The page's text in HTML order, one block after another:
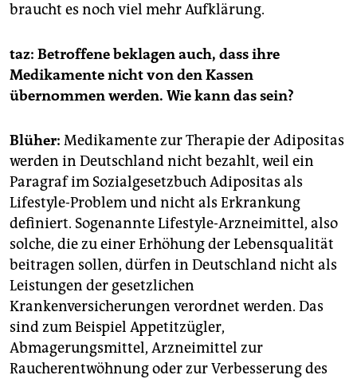
braucht es noch viel mehr Aufklärung.
taz: Betroffene beklagen auch, dass ihre
Medikamente nicht von den Kassen
übernommen werden. Wie kann das sein?
Blüher: Medikamente zur Therapie der Adipositas
werden in Deutschland nicht bezahlt, weil ein
Paragraf im Sozialgesetzbuch Adipositas als
Lifestyle-Problem und nicht als Erkrankung
definiert. Sogenannte Lifestyle-Arzneimittel, also
solche, die zu einer Erhöhung der Lebensqualität
beitragen sollen, dürfen in Deutschland nicht als
Leistungen der gesetzlichen
Krankenversicherungen verordnet werden. Das
sind zum Beispiel Appetitzügler,
Abmagerungsmittel, Arzneimittel zur
Raucherentwöhnung oder zur Verbesserung des